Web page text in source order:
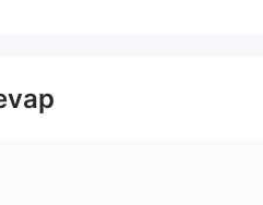
opsiyonlar, emtialar ve hisse